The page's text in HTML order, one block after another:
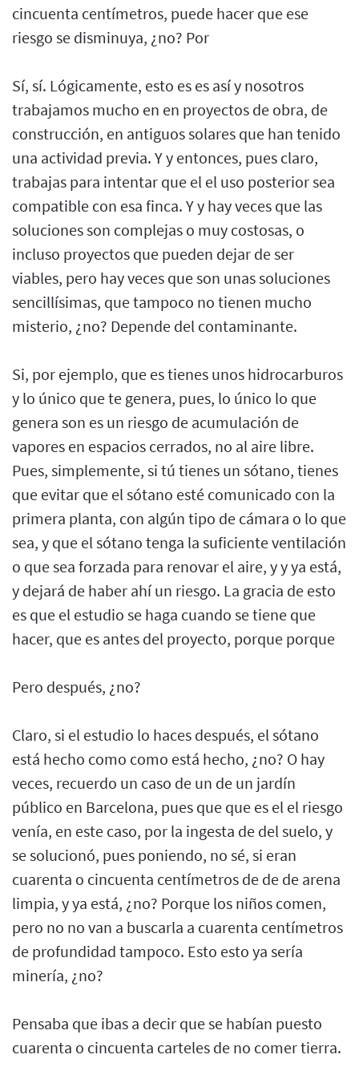
cincuenta centímetros, puede hacer que ese
riesgo se disminuya, ¿no? Por
Sí, sí. Lógicamente, esto es es así y nosotros
trabajamos mucho en en proyectos de obra, de
construcción, en antiguos solares que han tenido
una actividad previa. Y y entonces, pues claro,
trabajas para intentar que el el uso posterior sea
compatible con esa finca. Y y hay veces que las
soluciones son complejas o muy costosas, o
incluso proyectos que pueden dejar de ser
viables, pero hay veces que son unas soluciones
sencillísimas, que tampoco no tienen mucho
misterio, ¿no? Depende del contaminante.
Si, por ejemplo, que es tienes unos hidrocarburos
y lo único que te genera, pues, lo único lo que
genera son es un riesgo de acumulación de
vapores en espacios cerrados, no al aire libre.
Pues, simplemente, si tú tienes un sótano, tienes
que evitar que el sótano esté comunicado con la
primera planta, con algún tipo de cámara o lo que
sea, y que el sótano tenga la suficiente ventilación
o que sea forzada para renovar el aire, y y ya está,
y dejará de haber ahí un riesgo. La gracia de esto
es que el estudio se haga cuando se tiene que
hacer, que es antes del proyecto, porque porque
Pero después, ¿no?
Claro, si el estudio lo haces después, el sótano
está hecho como como está hecho, ¿no? O hay
veces, recuerdo un caso de un de un jardín
público en Barcelona, pues que que es el el riesgo
venía, en este caso, por la ingesta de del suelo, y
se solucionó, pues poniendo, no sé, si eran
cuarenta o cincuenta centímetros de de de arena
limpia, y ya está, ¿no? Porque los niños comen,
pero no no van a buscarla a cuarenta centímetros
de profundidad tampoco. Esto esto ya sería
minería, ¿no?
Pensaba que ibas a decir que se habían puesto
cuarenta o cincuenta carteles de no comer tierra.